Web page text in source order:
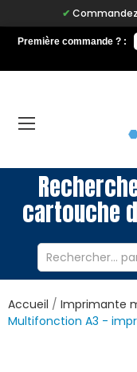
Commandez avant
Première commande ? :
cartouche
Accueil Imprimante
Multifonction A3 -